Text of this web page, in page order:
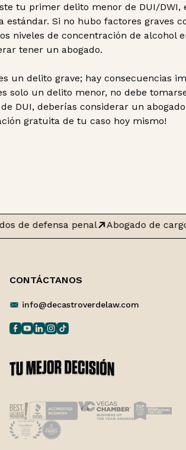
tu primer delito menor de DUI/DWI,
estándar. Si no hubo factores graves
niveles de concentración de alcohol
tener un abogado.
un delito grave; hay consecuencias
solo un delito menor, no debe
DUI, deberías considerar un
gratuita de tu caso hoy mismo!
de defensa penal Abogado de
CONTÁCTANOS
info@decastroverdelaw.com